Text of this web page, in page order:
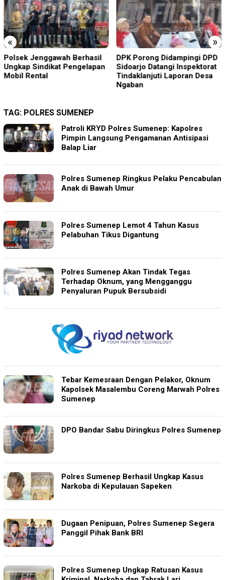
« »
Polsek Jenggawah Berhasil
Ungkap Sindikat Pengelapan
Mobil Rental
DPK Porong Didampingi DPD
Sidoarjo Datangi Inspektorat
Tindaklanjuti Laporan Desa
Ngaban
TAG: POLRES SUMENEP
Patroli KRYD Polres Sumenep: Kapolres
Pimpin Langsung Pengamanan Antisipasi
Balap Liar
Polres Sumenep Ringkus Pelaku Pencabulan
Anak di Bawah Umur
Polres Sumenep Lemot 4 Tahun Kasus
Pelabuhan Tikus Digantung
Polres Sumenep Akan Tindak Tegas
Terhadap Oknum, yang Mengganggu
Penyaluran Pupuk Bersubsidi
Tebar Kemesraan Dengan Pelakor, Oknum
Kapolsek Masalembu Coreng Marwah Polres
Sumenep
DPO Bandar Sabu Diringkus Polres Sumenep
Polres Sumenep Berhasil Ungkap Kasus
Narkoba di Kepulauan Sapeken
Dugaan Penipuan, Polres Sumenep Segera
Panggil Pihak Bank BRI
Polres Sumenep Ungkap Ratusan Kasus